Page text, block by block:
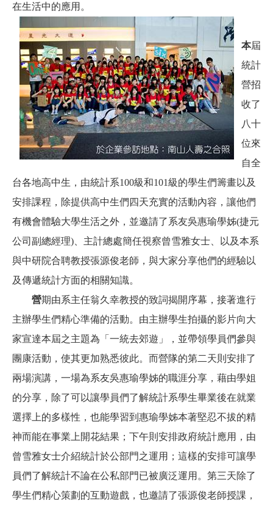
在生活中的應用。
本屆
統計
營招
收了
八十
位來
自全
台各地高中生，由統計系100級和101級的學生們籌畫以及
安排課程，除提供高中生們四天充實的活動內容，讓他們
有機會體驗大學生活之外，並邀請了系友吳惠瑜學姊(捷元
公司副總經理)、主計總處簡任視察曾雪雅女士、以及本系
與中研院合聘教授張源俊老師，與大家分享他們的經驗以
及傳遞統計方面的相關知識。
營期由系主任翁久幸教授的致詞揭開序幕，接著進行
主辦學生們精心準備的活動。由主辦學生拍攝的影片向大
家宣達本屆之主題為「一統去郊遊」，並帶領學員們參與
團康活動，使其更加熟悉彼此。而營隊的第二天則安排了
兩場演講，一場為系友吳惠瑜學姊的職涯分享，藉由學姐
的分享，除了可以讓學員們了解統計系學生畢業後在就業
選擇上的多樣性，也能學習到惠瑜學姊本著堅忍不拔的精
神而能在事業上開花結果；下午則安排政府統計應用，由
曾雪雅女士介紹統計於公部門之運用；這樣的安排可讓學
員們了解統計不論在公私部門已被廣泛運用。第三天除了
學生們精心策劃的互動遊戲，也邀請了張源俊老師授課，